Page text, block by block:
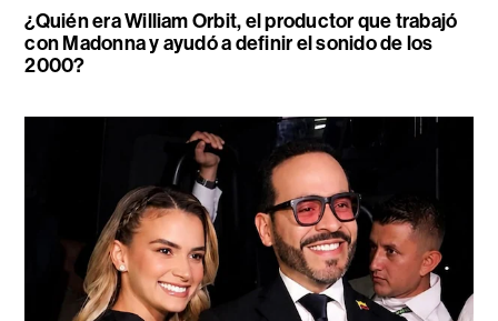
¿Quién era William Orbit, el productor que trabajó
con Madonna y ayudó a definir el sonido de los
2000?